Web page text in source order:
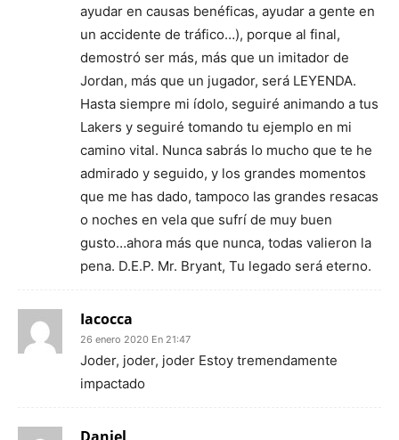
ayudar en causas benéficas, ayudar a gente en
un accidente de tráfico…), porque al final,
demostró ser más, más que un imitador de
Jordan, más que un jugador, será LEYENDA.
Hasta siempre mi ídolo, seguiré animando a tus
Lakers y seguiré tomando tu ejemplo en mi
camino vital. Nunca sabrás lo mucho que te he
admirado y seguido, y los grandes momentos
que me has dado, tampoco las grandes resacas
o noches en vela que sufrí de muy buen
gusto…ahora más que nunca, todas valieron la
pena. D.E.P. Mr. Bryant, Tu legado será eterno.
Iacocca
26 enero 2020 En 21:47
Joder, joder, joder Estoy tremendamente
impactado